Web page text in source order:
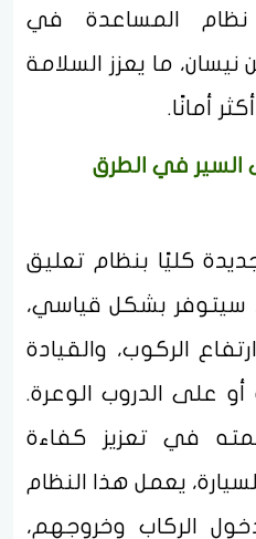
نظام المساعدة في
ما يعزز السلامة
أمانًا.
السير في الطرق
كليًا بنظام تعليق
بشكل قياسي،
الركوب، والقيادة
على الدروب الوعرة.
في تعزيز كفاءة
يعمل هذا النظام
الركاب وخروجهم،